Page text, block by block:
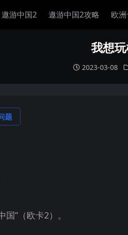
遨游中国2 遨游中国2攻略 欧
我想
2023-03-08
题
”（欧卡2）。